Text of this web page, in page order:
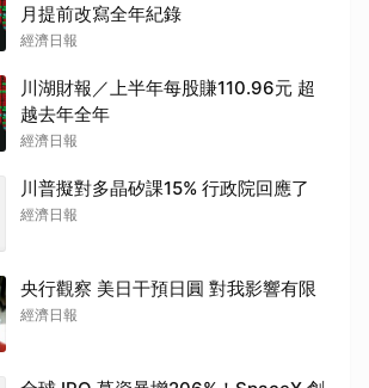
月提前改寫全年紀錄
經濟日報
川湖財報／上半年每股賺110.96元 超
越去年全年
經濟日報
川普擬對多晶矽課15% 行政院回應了
經濟日報
央行觀察 美日干預日圓 對我影響有限
經濟日報